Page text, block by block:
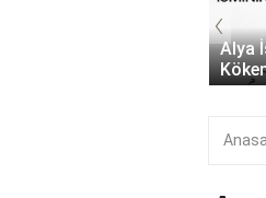
Alya
‹